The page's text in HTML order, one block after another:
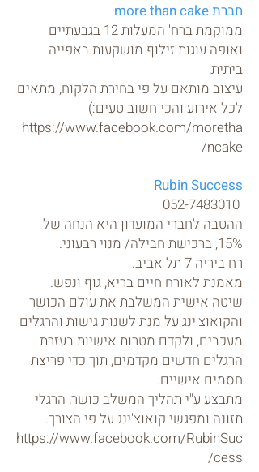
חברת more than cake
ממוקמת ברח' המעלות 12 בגבעתיים
ואופה עוגות זילוף מושקעות באפייה
ביתית,
עיצוב מותאם על פי בחירת הלקוח, מתאים
לכל אירוע והכי חשוב טעים:)
https://www.facebook.com/moretha
ncake/
Rubin Success
052-7483010
ההטבה לחברי המועדון היא הנחה של
15%, ברכישת חבילה/ מנוי רבעוני.
רח ביריה 7 תל אביב.
מאמנת לאורח חיים בריא, גוף ונפש.
שיטה אישית המשלבת את עולם הכושר
והקואוצ'ינג על מנת לשנות גישות והרגלים
מעכבים, ולקדם מטרות אישיות בעזרת
הרגלים חדשים מקדמים, תוך כדי פריצת
חסמים אישיים.
מתבצע ע"י תהליך המשלב כושר, הרגלי
תזונה ומפגשי קואוצ'ינג על פי הצורך.
https://www.facebook.com/RubinSuc
cess/